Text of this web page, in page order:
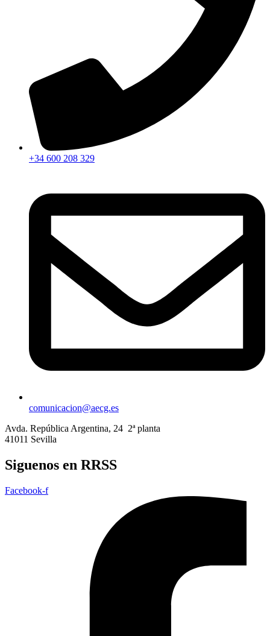
+34 600 208 329
comunicacion@aecg.es
Avda. República Argentina, 24 2ª planta
41011 Sevilla
Siguenos en RRSS
Facebook-f